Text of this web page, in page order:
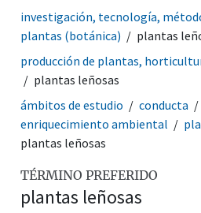
investigación, tecnología,
plantas (botánica)
plantas
producción de plantas,
plantas leñosas
ámbitos de estudio
conducta
enriquecimiento ambiental
plantas leñosas
TÉRMINO PREFERIDO
plantas leñosas